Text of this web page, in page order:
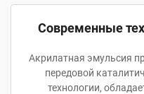
Современные
Акрилатная эмульсия
передовой
технологии,